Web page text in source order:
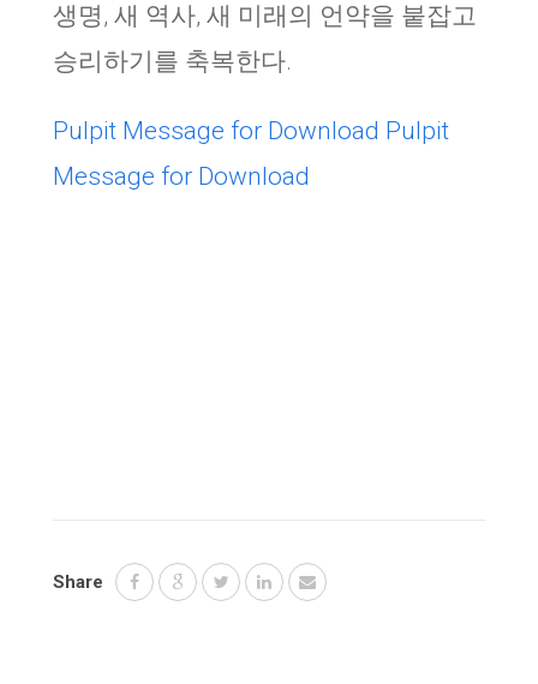
생명, 새 역사, 새 미래의 언약을 붙잡고
승리하기를 축복한다.
Pulpit Message for Download Pulpit
Message for Download
Share